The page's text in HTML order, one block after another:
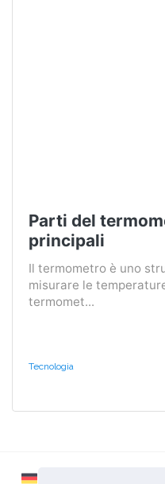
Parti del
principali
Il termometro è uno
misurare le
termomet...
Tecnologia